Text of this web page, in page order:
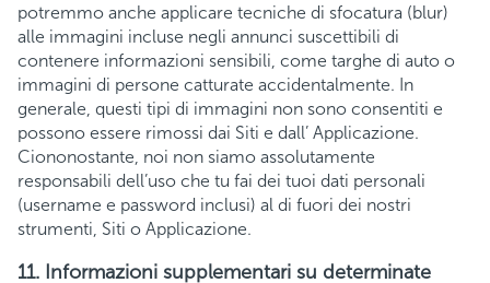
potremmo anche applicare tecniche di sfocatura (blur)
alle immagini incluse negli annunci suscettibili di
contenere informazioni sensibili, come targhe di auto o
immagini di persone catturate accidentalmente. In
generale, questi tipi di immagini non sono consentiti e
possono essere rimossi dai Siti e dall’ Applicazione.
Ciononostante, noi non siamo assolutamente
responsabili dell’uso che tu fai dei tuoi dati personali
(username e password inclusi) al di fuori dei nostri
strumenti, Siti o Applicazione.
11. Informazioni supplementari su determinate